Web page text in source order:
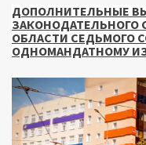
ДОПОЛНИТЕЛЬНЫЕ
ЗАКОНОДАТЕЛЬНОГО
ОБЛАСТИ СЕДЬМОГО
ОДНОМАНДАТНОМУ